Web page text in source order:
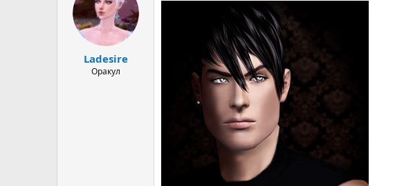
Ladesire
Оракул